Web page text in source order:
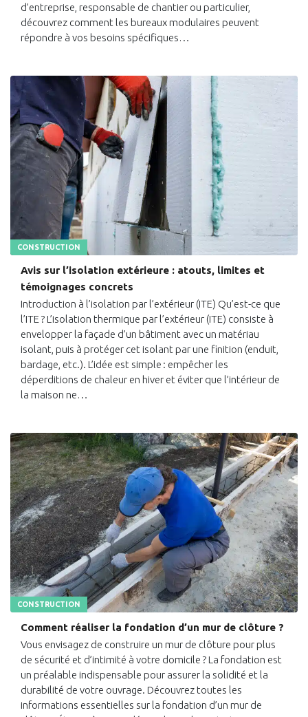
d’entreprise, responsable de chantier ou particulier,
découvrez comment les bureaux modulaires peuvent
répondre à vos besoins spécifiques…
CONSTRUCTION
Avis sur l’isolation extérieure : atouts, limites et
témoignages concrets
Introduction à l’isolation par l’extérieur (ITE) Qu’est-ce que
l’ITE ? L’isolation thermique par l’extérieur (ITE) consiste à
envelopper la façade d’un bâtiment avec un matériau
isolant, puis à protéger cet isolant par une finition (enduit,
bardage, etc.). L’idée est simple : empêcher les
déperditions de chaleur en hiver et éviter que l’intérieur de
la maison ne…
CONSTRUCTION
Comment réaliser la fondation d’un mur de clôture ?
Vous envisagez de construire un mur de clôture pour plus
de sécurité et d’intimité à votre domicile ? La fondation est
un préalable indispensable pour assurer la solidité et la
durabilité de votre ouvrage. Découvrez toutes les
informations essentielles sur la fondation d’un mur de